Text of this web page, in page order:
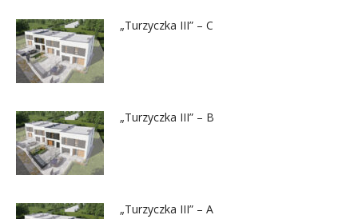
„Turzyczka III” – C
„Turzyczka III” – B
„Turzyczka III” – A